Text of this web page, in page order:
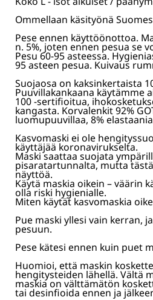
Ommellaan käsityönä
Pese ennen käyttöönottoa.
n. 5%, joten ennen pesua se
Pesu 60-95 asteessa.
95 asteen pesua. Kuivaus
Suojaosa on kaksinkertaista
Puuvillakankaana käytämme
100 -sertifioitua,
kangasta. Korvalenkit 92%
luomupuuvillaa, 8%
Kasvomaski ei ole
käyttäjää koronavirukselta.
Maski saattaa suojata
pisaratartunnalta, mutta
näyttöä.
Käytä maskia oikein – väärin
olla riski hygienialle.
Miten käytät kasvomaskia
Pue maski yllesi vain kerran,
pesuun.
Pese kätesi ennen kuin puet
Huomioi, että maskin
hengitysteiden lähellä. Vältä
maskia on välttämätön
tai desinfioida ennen ja